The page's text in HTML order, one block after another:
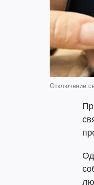
Отключение